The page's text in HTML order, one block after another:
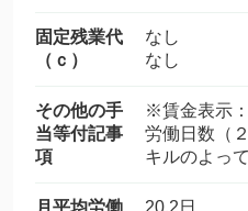
固定残業代
（ｃ）
なし
なし
その他の手
当等付記事
項
※賃金表示
労働日数（
キルのよっ
月平均労働
20.2日